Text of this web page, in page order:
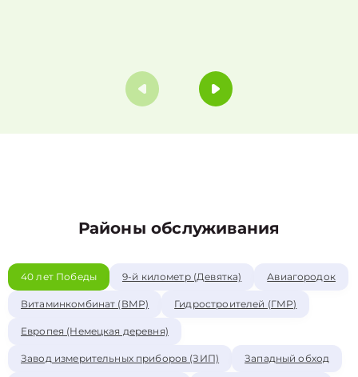
Районы обслуживания
40 лет Победы 9-й километр (Девятка) Авиагородок
Витаминкомбинат (ВМР) Гидростроителей (ГМР)
Европея (Немецкая деревня)
Завод измерительных приборов (ЗИП) Западный обход